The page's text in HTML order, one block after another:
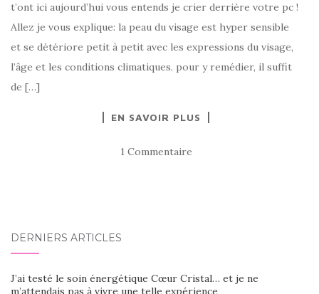
t’ont ici aujourd’hui vous entends je crier derrière votre pc !
Allez je vous explique: la peau du visage est hyper sensible
et se détériore petit à petit avec les expressions du visage,
l’âge et les conditions climatiques. pour y remédier, il suffit
de […]
EN SAVOIR PLUS
1 Commentaire
DERNIERS ARTICLES
J’ai testé le soin énergétique Cœur Cristal… et je ne
m’attendais pas à vivre une telle expérience